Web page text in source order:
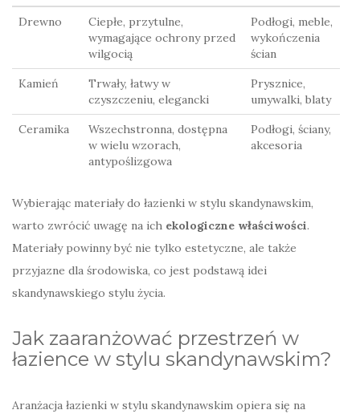
Drewno
Ciepłe, przytulne,
wymagające ochrony przed
wilgocią
Podłogi, meble,
wykończenia
ścian
Kamień
Trwały, łatwy w
czyszczeniu, elegancki
Prysznice,
umywalki, blaty
Ceramika
Wszechstronna, dostępna
w wielu wzorach,
antypoślizgowa
Podłogi, ściany,
akcesoria
Wybierając materiały do łazienki w stylu skandynawskim,
warto zwrócić uwagę na ich ekologiczne właściwości.
Materiały powinny być nie tylko estetyczne, ale także
przyjazne dla środowiska, co jest podstawą idei
skandynawskiego stylu życia.
Jak zaaranżować przestrzeń w
łazience w stylu skandynawskim?
Aranżacja łazienki w stylu skandynawskim opiera się na